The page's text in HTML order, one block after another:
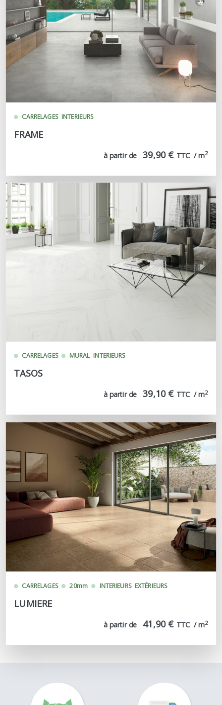
CARRELAGES INTERIEURS
FRAME
à partir de 39,90 € TTC  / m2
CARRELAGES MURAL INTERIEURS
TASOS
à partir de 39,10 € TTC  / m2
CARRELAGES 20mm INTERIEURS EXTÉRIEURS
LUMIERE
à partir de 41,90 € TTC  / m2